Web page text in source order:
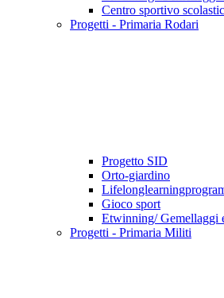
Centro sportivo
Progetti - Primaria Rodari
Progetto SID
Orto-giardino
Gioco sport
Etwinning/ Gemellaggi
Progetti - Primaria Militi